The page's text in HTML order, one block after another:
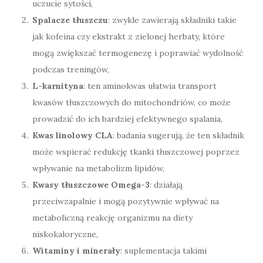
uczucie sytości,
Spalacze tłuszczu: zwykle zawierają składniki takie
jak kofeina czy ekstrakt z zielonej herbaty, które
mogą zwiększać termogenezę i poprawiać wydolność
podczas treningów,
L-karnityna: ten aminokwas ułatwia transport
kwasów tłuszczowych do mitochondriów, co może
prowadzić do ich bardziej efektywnego spalania,
Kwas linolowy CLA: badania sugerują, że ten składnik
może wspierać redukcję tkanki tłuszczowej poprzez
wpływanie na metabolizm lipidów,
Kwasy tłuszczowe Omega-3: działają
przeciwzapalnie i mogą pozytywnie wpływać na
metaboliczną reakcję organizmu na diety
niskokaloryczne,
Witaminy i minerały: suplementacja takimi